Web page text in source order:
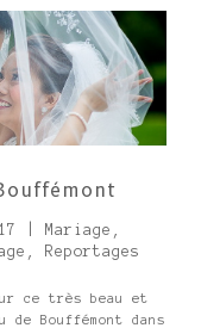
Mariage ,
, Reportages
ce très beau et
de Bouffémont dans